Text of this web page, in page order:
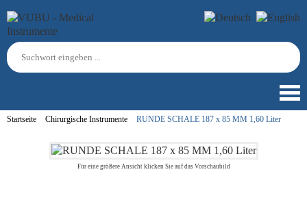
Startseite Chirurgische Instrumente RUNDE SCHALE 187 x 85 MM 1,60 Liter
Für eine größere Ansicht klicken Sie auf das Vorschaubild